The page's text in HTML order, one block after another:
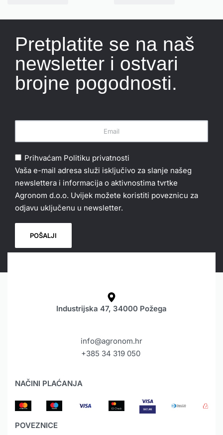
Pretplatite se na naš
newsletter i ostvari
brojne pogodnosti.
Prihvaćam Politiku privatnosti
Vaša e-mail adresa služi isključivo za slanje našeg
newslettera i informacija o aktivnostima tvrtke
Agronom d.o.o. Uvijek možete koristiti poveznicu za
odjavu uključenu u newsletter.
Industrijska 47, 34000 Požega
info@agronom.hr
+385 34 319 050
NAČINI PLAĆANJA
POVEZNICE